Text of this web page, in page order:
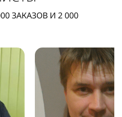
ЗАКАЗОВ И 2 000